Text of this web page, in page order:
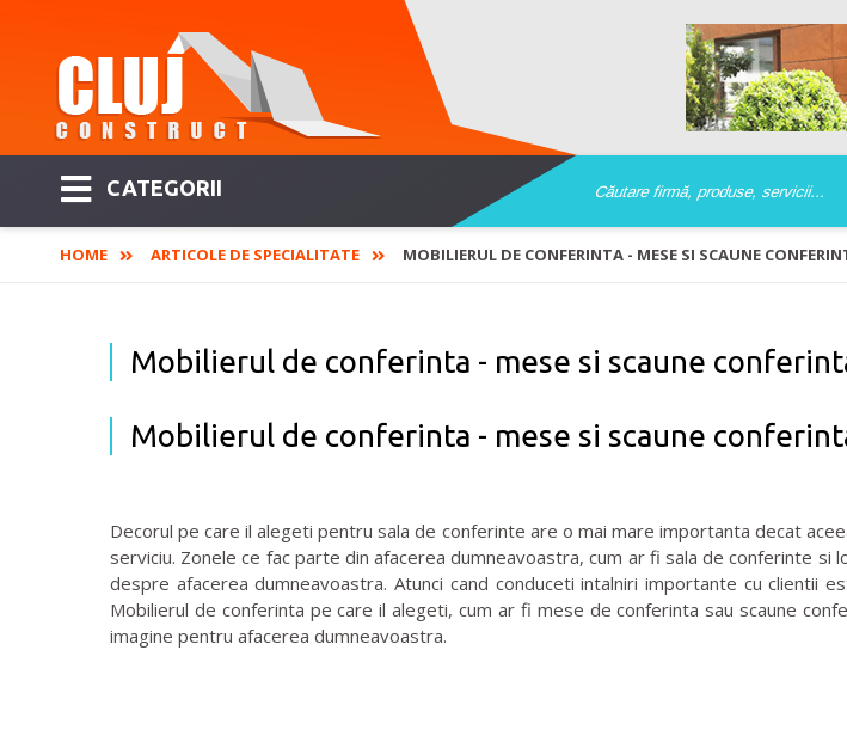
CATEGORII
HOME ARTICOLE DE SPECIALITATE MOBILIERUL DE CONFERINTA - MESE SI SCAUNE
Mobilierul de conferinta - mese si scaune
Mobilierul de conferinta - mese si scaune
Decorul pe care il alegeti pentru sala de conferinte are o mai mare importanta decat
serviciu. Zonele ce fac parte din afacerea dumneavoastra, cum ar fi sala de conferinte
despre afacerea dumneavoastra. Atunci cand conduceti intalniri importante cu
Mobilierul de conferinta pe care il alegeti, cum ar fi mese de conferinta sau scaune
imagine pentru afacerea dumneavoastra.